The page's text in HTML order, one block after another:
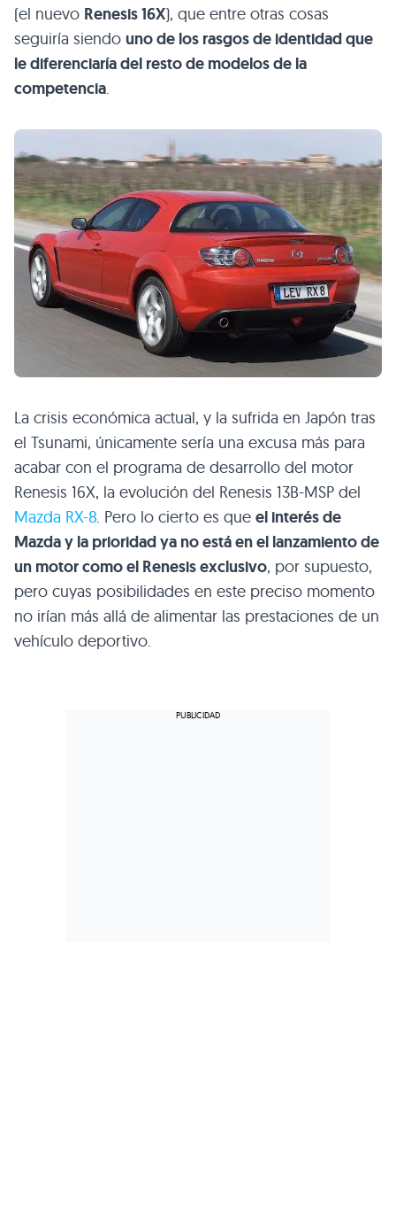
(el nuevo Renesis 16X), que entre otras cosas
seguiría siendo uno de los rasgos de identidad que
le diferenciaría del resto de modelos de la
competencia.
La crisis económica actual, y la sufrida en Japón tras
el Tsunami, únicamente sería una excusa más para
acabar con el programa de desarrollo del motor
Renesis 16X, la evolución del Renesis 13B-MSP del
Mazda RX-8. Pero lo cierto es que el interés de
Mazda y la prioridad ya no está en el lanzamiento de
un motor como el Renesis exclusivo, por supuesto,
pero cuyas posibilidades en este preciso momento
no irían más allá de alimentar las prestaciones de un
vehículo deportivo.